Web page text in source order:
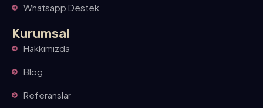
Whatsapp Destek
Kurumsal
Hakkımızda
Blog
Referanslar